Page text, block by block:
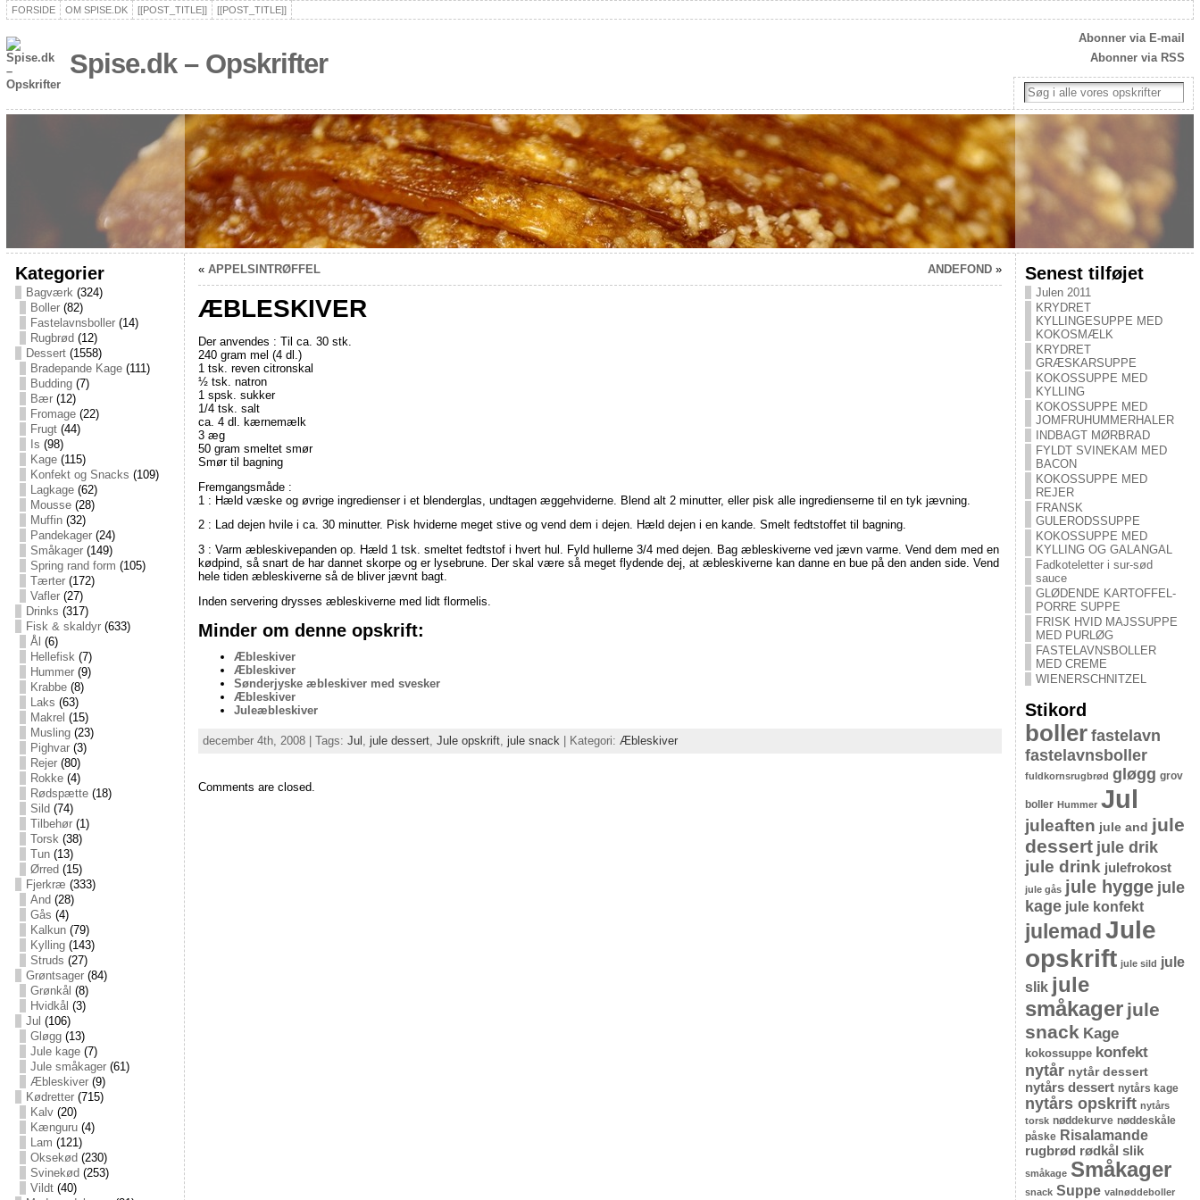
FORSIDE OM SPISE.DK [[POST_TITLE]] [[POST_TITLE]]
Spise.dk – Opskrifter
Abonner via E-mail
Abonner via RSS
Kategorier
Bagværk(324)
Boller(82)
Fastelavnsboller(14)
Rugbrød (12)
Dessert(1558)
Bradepande Kage(111)
Budding(7)
Bær(12)
Fromage(22)
Frugt(44)
Is (98)
Kage(115)
Konfekt og Snacks (109)
Lagkage(62)
Mousse(28)
Muffin(32)
Pandekager(24)
Småkager(149)
Spring rand form (105)
Tærter(172)
Vafler(27)
Drinks (317)
Fisk & skaldyr(633)
Ål (6)
Hellefisk(7)
Hummer(9)
Krabbe(8)
Laks (63)
Makrel (15)
Musling(23)
Pighvar(3)
Rejer(80)
Rokke(4)
Rødspætte(18)
Sild (74)
Tilbehør(1)
Torsk(38)
Tun(13)
Ørred (15)
Fjerkræ (333)
And (28)
Gås (4)
Kalkun(79)
Kylling(143)
Struds (27)
Grøntsager(84)
Grønkål (8)
Hvidkål (3)
Jul (106)
Gløgg(13)
Jule kage(7)
Jule småkager(61)
Æbleskiver(9)
Kødretter(715)
Kalv(20)
Kænguru(4)
Lam (121)
Oksekød (230)
Svinekød (253)
Vildt(40)
« APPELSINTRØFFEL ANDEFOND»
ÆBLESKIVER
Der anvendes : Til ca. 30 stk.
240 gram mel (4 dl.)
1 tsk. reven citronskal
½ tsk. natron
1 spsk. sukker
1/4 tsk. salt
ca. 4 dl. kærnemælk
3 æg
50 gram smeltet smør
Smør til bagning
Fremgangsmåde :
1 : Hæld væske og øvrige ingredienser i et blenderglas, undtagen æggehviderne. Blend alt 2 minutter, eller pisk alle ingredienserne til en tyk jævning.
2 : Lad dejen hvile i ca. 30 minutter. Pisk hviderne meget stive og vend dem i dejen. Hæld dejen i en kande. Smelt fedtstoffet til bagning.
3 : Varm æbleskivepanden op. Hæld 1 tsk. smeltet fedtstof i hvert hul. Fyld hullerne 3/4 med dejen. Bag æbleskiverne ved jævn varme. Vend dem med en
kødpind, så snart de har dannet skorpe og er lysebrune. Der skal være så meget flydende dej, at æbleskiverne kan danne en bue på den anden side. Vend
hele tiden æbleskiverne så de bliver jævnt bagt.
Inden servering drysses æbleskiverne med lidt flormelis.
Minder om denne opskrift:
Æbleskiver
Æbleskiver
Sønderjyske æbleskiver med svesker
Æbleskiver
Juleæbleskiver
december 4th, 2008 | Tags: Jul jule dessert, Jule opskrift, jule snack | Kategori: Æbleskiver
Comments are closed.
Senest tilføjet
Julen 2011
KRYDRET
KYLLINGESUPPE MED
KOKOSMÆLK
KRYDRET
GRÆSKARSUPPE
KOKOSSUPPE MED
KYLLING
KOKOSSUPPE MED
JOMFRUHUMMERHALER
INDBAGT MØRBRAD
FYLDT SVINEKAM MED
BACON
KOKOSSUPPE MED
REJER
FRANSK
GULERODSSUPPE
KOKOSSUPPE MED
KYLLING OG GALANGAL
Fadkoteletter i sur-sød
sauce
GLØDENDE KARTOFFEL-
PORRE SUPPE
FRISK HVID MAJSSUPPE
MED PURLØG
FASTELAVNSBOLLER
MED CREME
WIENERSCHNITZEL
Stikord
boller fastelavn
fastelavnsboller
fuldkornsrugbrød gløgg grov
boller Hummer Jul
juleaften jule and jule
dessert jule drik
jule drink julefrokost
jule gås jule hygge jule
kage jule konfekt
julemad Jule
opskrift jule sild jule
slik jule
småkager jule
snack Kage
kokossuppe konfekt
nytår nytår dessert
nytårs dessert nytårs kage
nytårs opskrift nytårs
torsk nøddekurve nøddeskåle
påske Risalamande
rugbrød rødkål slik
småkage Småkager
snack Suppe valnøddeboller